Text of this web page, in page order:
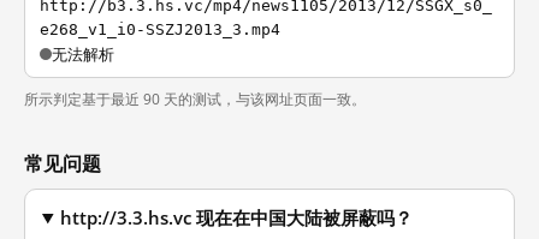
http://b3.3.hs.vc/mp4/news1105/2013/12/SSGX_s0_
e268_v1_i0-SSZJ2013_3.mp4
无法解析
所示判定基于最近 90 天的测试，与该网址页面一致。
常见问题
http://3.3.hs.vc 现在在中国大陆被屏蔽吗？